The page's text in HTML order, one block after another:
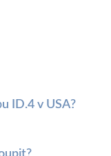
ID.4 v USA?